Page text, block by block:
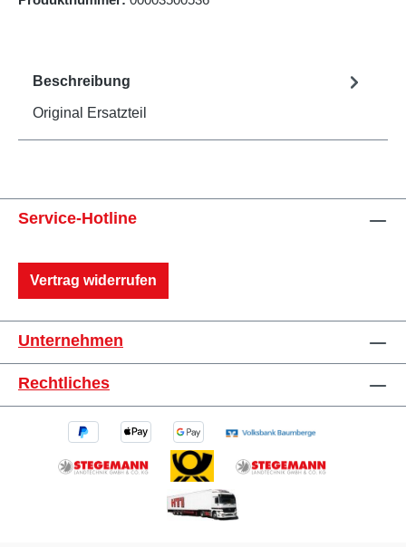
Beschreibung
Original Ersatzteil
Service-Hotline
Vertrag widerrufen
Unternehmen
Rechtliches